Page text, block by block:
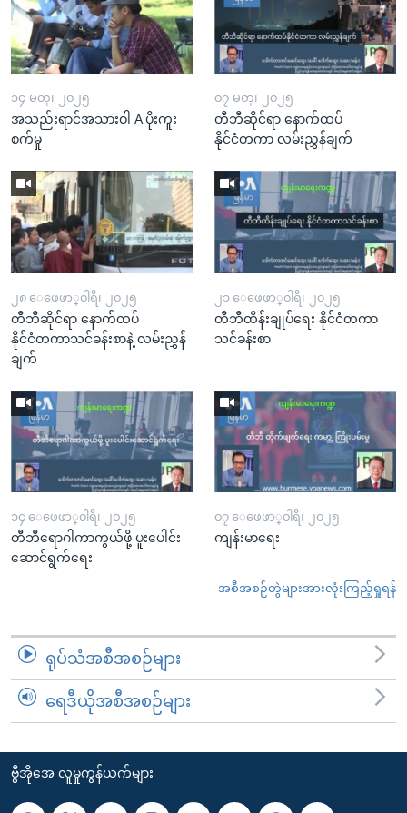
၁၄ မတ္၊ ၂၀၂၅
အသည်းရာင်အသားဝါ A ပိုးကူး
စက်မှု
၀၇ မတ္၊ ၂၀၂၅
တီဘီဆိုင်ရာ နောက်ထပ်
နိုင်ငံတကာ လမ်းညွှန်ချက်
၂၈ ေဖေဖာ္၀ါရီ၊ ၂၀၂၅
တီဘီဆိုင်ရာ နောက်ထပ်
နိုင်ငံတကာသင်ခန်းစာနဲ့ လမ်းညွှန်
ချက်
၂၁ ေဖေဖာ္၀ါရီ၊ ၂၀၂၅
တီဘီထိန်းချုပ်ရေး နိုင်ငံတကာ
သင်ခန်းစာ
၁၄ ေဖေဖာ္၀ါရီ၊ ၂၀၂၅
တီဘီရောဂါကာကွယ်ဖို့ ပူးပေါင်း
ဆောင်ရွက်ရေး
၀၇ ေဖေဖာ္၀ါရီ၊ ၂၀၂၅
ကျန်းမာရေး
အစီအစဉ်တွဲများအားလုံးကြည့်ရှုရန်
ရုပ်သံအစီအစဉ်များ
ရေဒီယိုအစီအစဉ်များ
ဗွီအိုအေ လူမှုကွန်ယက်များ